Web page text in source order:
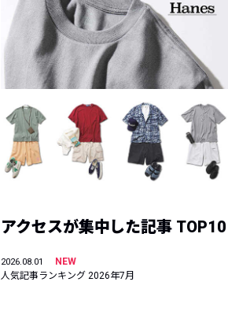
アクセスが集中した記事 TOP10
2026.08.01
NEW
人気記事ランキング 2026年7月